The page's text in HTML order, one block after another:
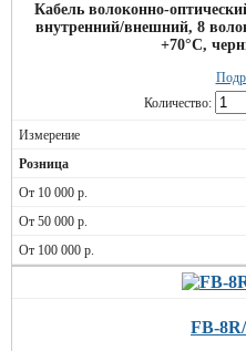
Кабель волоконно-
внутренний/внешний, 8
+70°C,
Количество:
FB-